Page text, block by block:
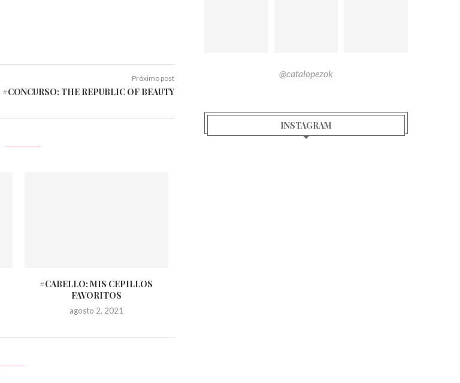
Próximo post
#CONCURSO: THE REPUBLIC OF BEAUTY
#CABELLO: MIS CEPILLOS
FAVORITOS
agosto 2, 2021
@catalopezok
INSTAGRAM